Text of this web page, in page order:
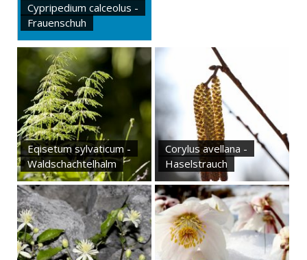
Cypripedium calceolus -
Frauenschuh
Eqisetum sylvaticum -
Waldschachtelhalm
Corylus avellana -
Haselstrauch